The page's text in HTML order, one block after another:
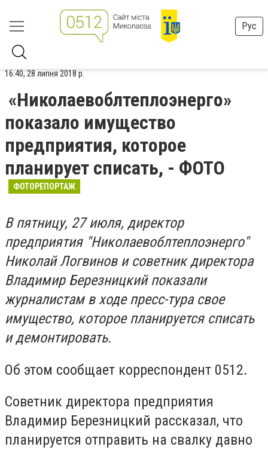
Рус
16:40, 28 липня 2018 р.
«Николаевоблтеплоэнерго»
показало имущество
предприятия, которое
планирует списать, - ФОТО
ФОТОРЕПОРТАЖ
В пятницу, 27 июля, директор
предприятия "Николаевоблтеплоэнерго"
Николай Логвинов и советник директора
Владимир Березницкий показали
журналистам в ходе пресс-тура свое
имущество, которое планируется списать
и демонтировать.
Об этом сообщает корреспондент 0512.
Советник директора предприятия
Владимир Березницкий рассказал, что
планируется отправить на свалку давно